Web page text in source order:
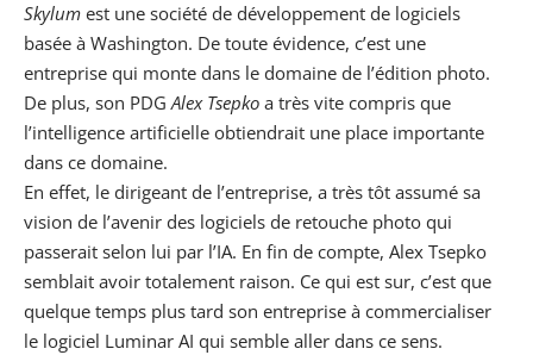
Skylum est une société de développement de logiciels
basée à Washington. De toute évidence, c’est une
entreprise qui monte dans le domaine de l’édition photo.
De plus, son PDGAlex Tsepko a très vite compris que
l’intelligence artificielle obtiendrait une place importante
dans ce domaine.
En effet, le dirigeant de l’entreprise, a très tôt assumé sa
vision de l’avenir des logiciels de retouche photo qui
passerait selon lui par l’IA. En fin de compte, Alex Tsepko
semblait avoir totalement raison. Ce qui est sur, c’est que
quelque temps plus tard son entreprise à commercialiser
le logiciel Luminar AI qui semble aller dans ce sens.